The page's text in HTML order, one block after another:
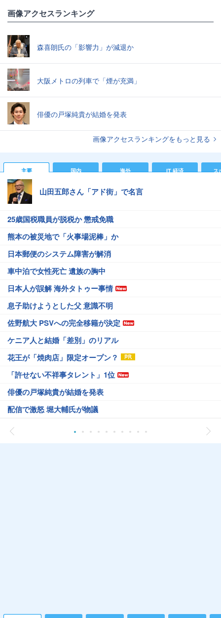
画像アクセスランキング
森喜朗氏の「影響力」が減退か
大阪メトロの列車で「煙が充満」
俳優の戸塚純貴が結婚を発表
画像アクセスランキングをもっと見る
主要 国内 海外 IT 経済 ス
山田五郎さん「アド街」で名言
25歳国税職員が脱税か 懲戒免職
熊本の被災地で「火事場泥棒」か
日本郵便のシステム障害が解消
車中泊で女性死亡 遺族の胸中
日本人が誤解 海外タトゥー事情
息子助けようとした父 意識不明
佐野航大 PSVへの完全移籍が決定
ケニア人と結婚「差別」のリアル
花王が「焼肉店」限定オープン？
「許せない不祥事タレント」1位
俳優の戸塚純貴が結婚を発表
配信で激怒 堀大輔氏が物議